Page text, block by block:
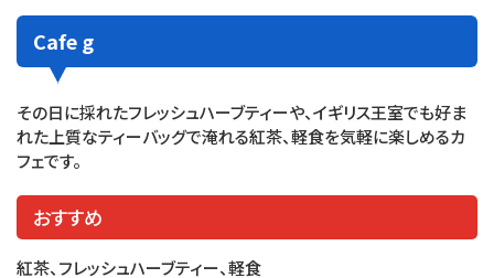
Cafe g
その日に採れたフレッシュハーブティーや、イギリス王室でも好ま
れた上質なティーバッグで淹れる紅茶、軽食を気軽に楽しめるカ
フェです。
おすすめ
紅茶、フレッシュハーブティー、軽食